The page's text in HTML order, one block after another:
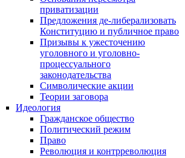
приватизации
Предложения де-либерализовать
Конституцию и публичное право
Призывы к ужесточению
уголовного и уголовно-
процессуального
законодательства
Символические акции
Теории заговора
Идеология
Гражданское общество
Политический режим
Право
Революция и контрреволюция